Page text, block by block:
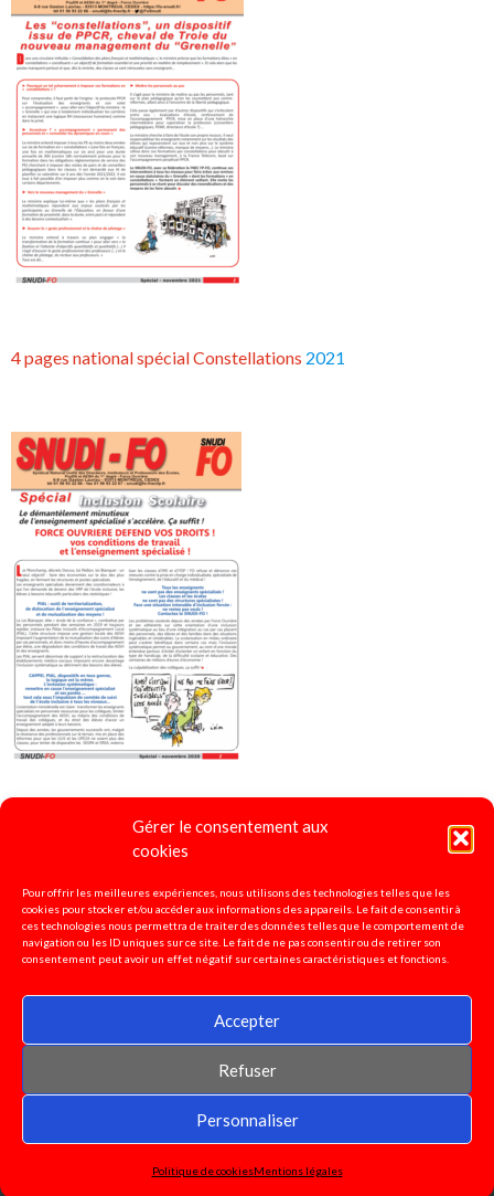
Gérer le consentement aux
cookies
Pour offrir les meilleures expériences, nous utilisons des technologies telles que les
cookies pour stocker et/ou accéder aux informations des appareils. Le fait de consentir à
ces technologies nous permettra de traiter des données telles que le comportement de
navigation ou les ID uniques sur ce site. Le fait de ne pas consentir ou de retirer son
consentement peut avoir un effet négatif sur certaines caractéristiques et fonctions.
Accepter
Refuser
Personnaliser
Politique de cookiesMentions légales
4 pages national spécial Constellations 2021
4 pages spécial "Ecole Inclusive"2020